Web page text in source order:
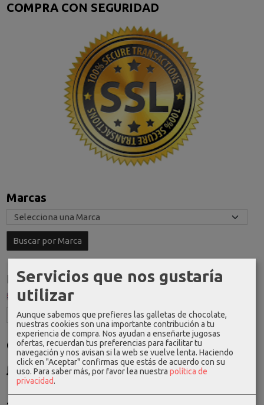
COMPRA CON SEGURIDAD
Marcas
Idioma
Costes de Envío
GRATIS *
Consultar Destinos
Servicios que nos gustaría
utilizar
Aunque sabemos que prefieres las galletas de chocolate,
nuestras cookies son una importante contribución a tu
experiencia de compra. Nos ayudan a enseñarte jugosas
ofertas, recuerdan tus preferencias para facilitar tu
navegación y nos avisan si la web se vuelve lenta. Haciendo
click en "Aceptar" confirmas que estás de acuerdo con su
uso. Para saber más, por favor lea nuestra política de
privacidad.